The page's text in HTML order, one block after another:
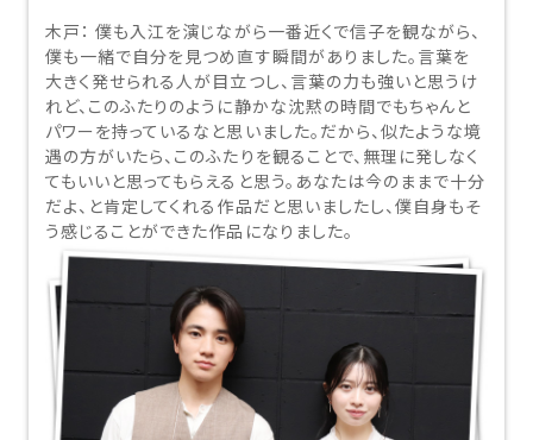
木戸： 僕も入江を演じながら一番近くで信子を観ながら、
僕も一緒で自分を見つめ直す瞬間がありました。言葉を
大きく発せられる人が目立つし、言葉の力も強いと思うけ
れど、このふたりのように静かな沈黙の時間でもちゃんと
パワーを持っているなと思いました。だから、似たような境
遇の方がいたら、このふたりを観ることで、無理に発しなく
てもいいと思ってもらえると思う。あなたは今のままで十分
だよ、と肯定してくれる作品だと思いましたし、僕自身もそ
う感じることができた作品になりました。